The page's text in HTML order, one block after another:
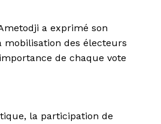
a exprimé son
mobilisation des électeurs
de chaque vote
la participation de